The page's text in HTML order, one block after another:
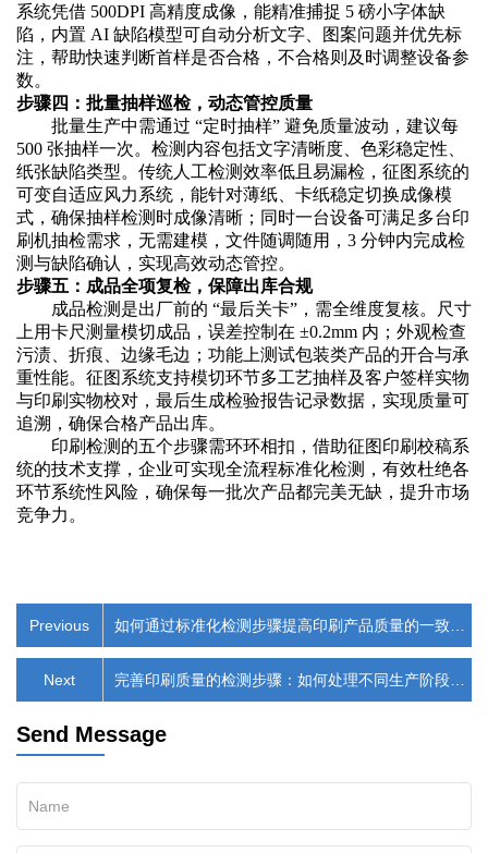
系统凭借 500DPI 高精度成像，能精准捕捉 5 磅小字体缺
陷，内置 AI 缺陷模型可自动分析文字、图案问题并优先标
注，帮助快速判断首样是否合格，不合格则及时调整设备参
数。
步骤四：批量抽样巡检，动态管控质量
批量生产中需通过 “定时抽样” 避免质量波动，建议每
500 张抽样一次。检测内容包括文字清晰度、色彩稳定性、
纸张缺陷类型。传统人工检测效率低且易漏检，征图系统的
可变自适应风力系统，能针对薄纸、卡纸稳定切换成像模
式，确保抽样检测时成像清晰；同时一台设备可满足多台印
刷机抽检需求，无需建模，文件随调随用，3 分钟内完成检
测与缺陷确认，实现高效动态管控。
步骤五：成品全项复检，保障出库合规
成品检测是出厂前的 “最后关卡”，需全维度复核。尺寸
上用卡尺测量模切成品，误差控制在 ±0.2mm 内；外观检查
污渍、折痕、边缘毛边；功能上测试包装类产品的开合与承
重性能。征图系统支持模切环节多工艺抽样及客户签样实物
与印刷实物校对，最后生成检验报告记录数据，实现质量可
追溯，确保合格产品出库。
印刷检测的五个步骤需环环相扣，借助征图印刷校稿系
统的技术支撑，企业可实现全流程标准化检测，有效杜绝各
环节系统性风险，确保每一批次产品都完美无缺，提升市场
竞争力。
Previous
如何通过标准化检测步骤提高印刷产品质量的一致
性？​
完善印刷质量的检测步骤：如何处理不同生产阶段的
挑战？​
Next
Send Message